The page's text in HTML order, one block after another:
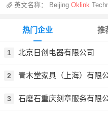
英文名称： BeijingOklink
热门企业
1 北京日创电器有限公司
2 青木堂家具（上海）有限
3 石磨石重庆刻章服务有限
推